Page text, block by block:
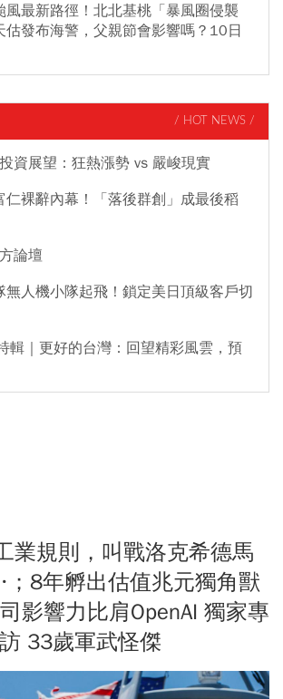
風最新路徑！北北基桃「暴風圈侵襲
估發布海警，父親節會影響嗎？10日
/ HOT NEWS /
資展望：狂熱漲勢 vs 嚴峻現實
仁裸辭內幕！「落後群創」成最後稻
論壇
無人機小隊起飛！鎖定美日頂級客戶切
輯｜更好的台灣：回望精彩風雲，預
業規則，叫戰洛克希德馬
8年孵出估值兆元獨角獸
影響力比肩OpenAI 獨家專
訪 33歲軍武怪傑